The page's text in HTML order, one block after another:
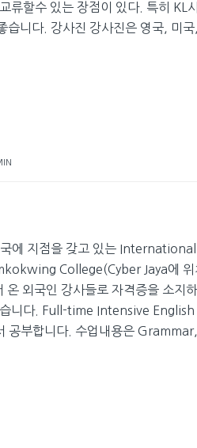
류할수 있는 장점이 있다. 특히 KL
습니다. 강사진 강사진은 영국, 미
에 지점을 갖고 있는
College(Cyber Jaya에 위
온 외국인 강사들로 자격증을 소
니다. Full-time Intensive
공부합니다. 수업내용은